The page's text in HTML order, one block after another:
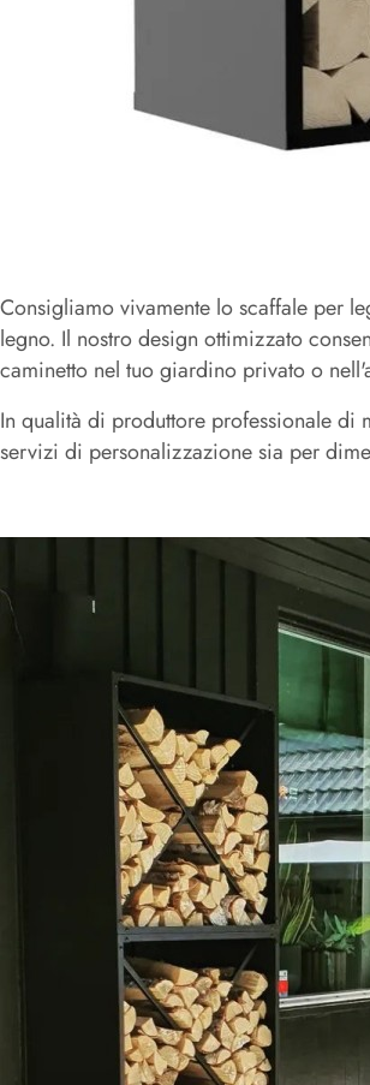
Consigliamo vivamente lo scaffale per
legno. Il nostro design ottimizzato
caminetto nel tuo giardino privato o
In qualità di produttore professionale
servizi di personalizzazione sia per